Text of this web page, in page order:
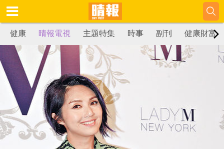
健康 晴報電視 主題特集 時事 副刊 健康財富